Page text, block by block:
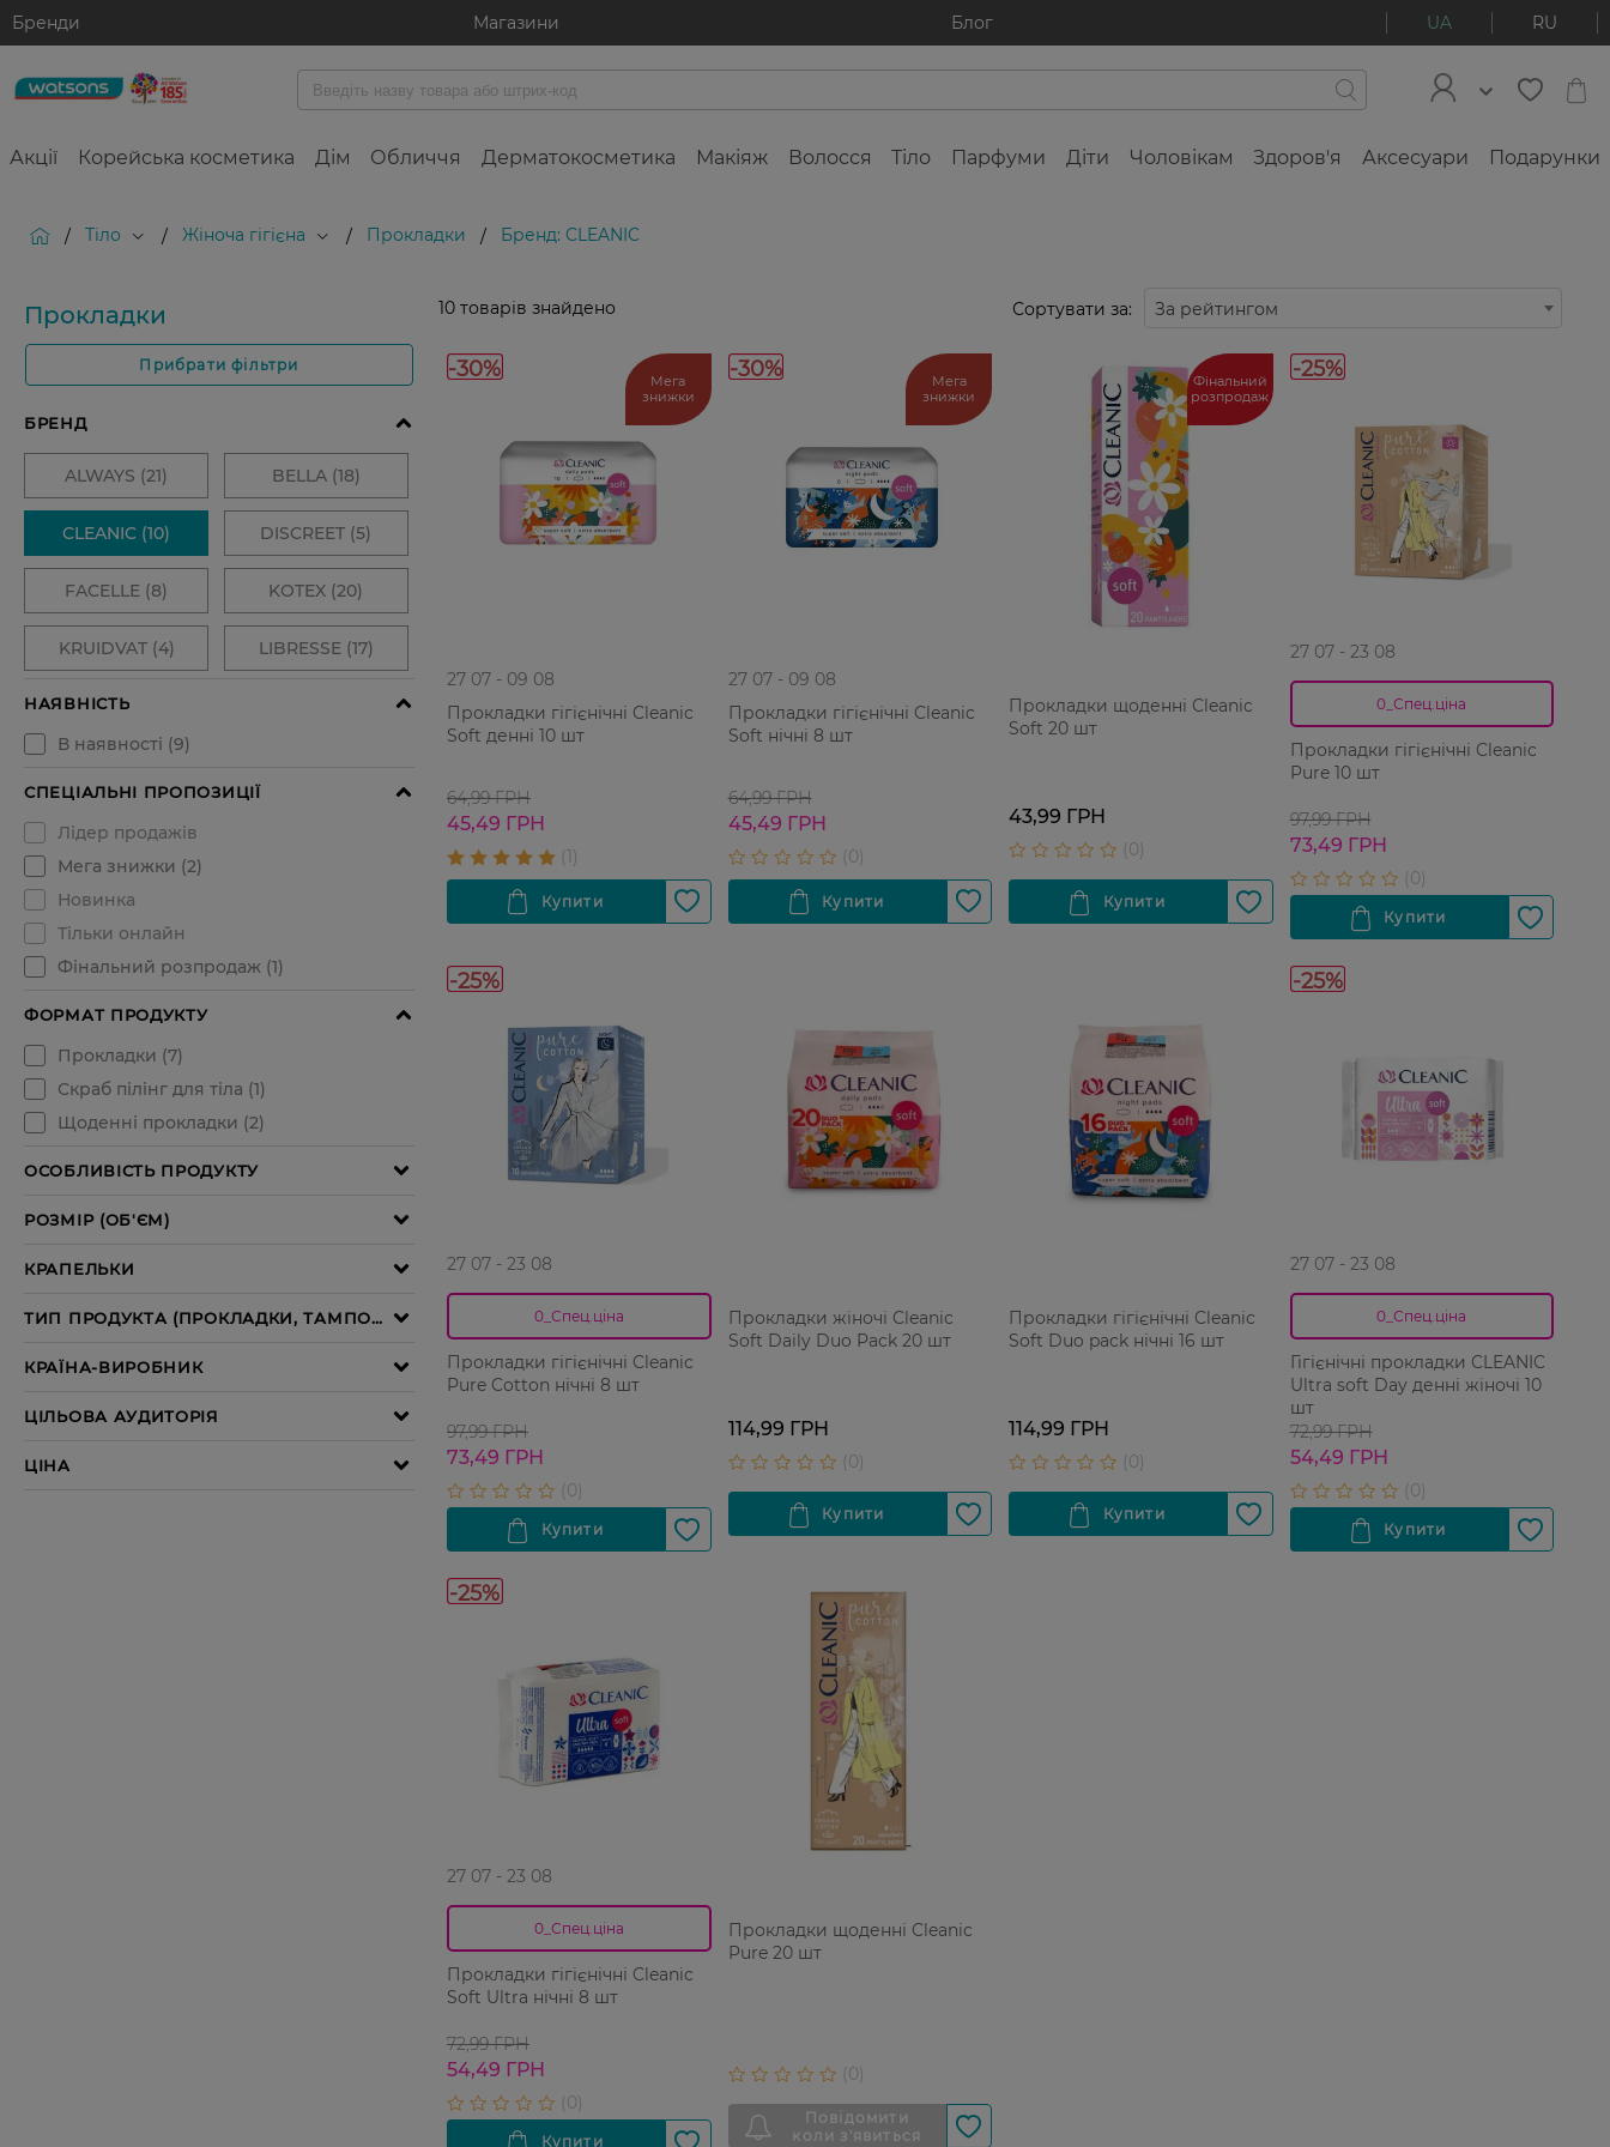
Бренди Магазини Блог UA RU
Акції Корейська косметика Дім Обличчя Дерматокосметика Макіяж Волосся Тіло Парфуми Діти Чоловікам Здоров'я Аксесуари Подарунки
/ Тіло / Жіноча гігієна / Прокладки / Бренд: CLEANIC
Прокладки
Прибрати фільтри
10 товарів знайдено Сортувати за: За рейтингом
-30%
Мега
знижки
27 07 - 09 08
Прокладки гігієнічні Cleanic
Soft денні 10 шт
64,99 ГРН
45,49 ГРН
-30%
Мега
знижки
27 07 - 09 08
Прокладки гігієнічні Cleanic
Soft нічні 8 шт
64,99 ГРН
45,49 ГРН
Фінальний
розпродаж
Прокладки щоденні Cleanic
Soft 20 шт
43,99 ГРН
-25%
27 07 - 23 08
0_Спец.ціна
Прокладки гігієнічні Cleanic
Pure 10 шт
97,99 ГРН
73,49 ГРН
-25%
27 07 - 23 08
0_Спец.ціна
Прокладки гігієнічні Cleanic
Pure Cotton нічні 8 шт
97,99 ГРН
73,49 ГРН
Прокладки жіночі Cleanic
Soft Daily Duo Pack 20 шт
114,99 ГРН
Прокладки гігієнічні Cleanic
Soft Duo pack нічні 16 шт
114,99 ГРН
-25%
27 07 - 23 08
0_Спец.ціна
Гігієнічні прокладки CLEANIC
Ultra soft Day денні жіночі 10
шт
72,99 ГРН
54,49 ГРН
-25%
27 07 - 23 08
0_Спец.ціна
Прокладки гігієнічні Cleanic
Soft Ultra нічні 8 шт
72,99 ГРН
54,49 ГРН
Прокладки щоденні Cleanic
Pure 20 шт